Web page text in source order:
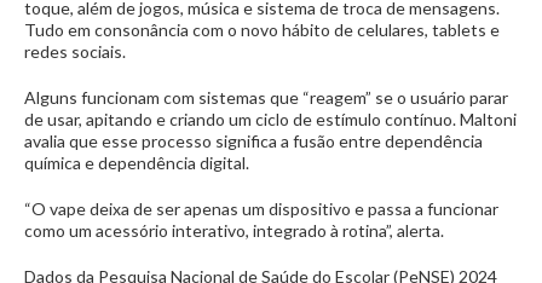
toque, além de jogos, música e sistema de troca de mensagens.
Tudo em consonância com o novo hábito de celulares, tablets e
redes sociais.
Alguns funcionam com sistemas que “reagem” se o usuário parar
de usar, apitando e criando um ciclo de estímulo contínuo. Maltoni
avalia que esse processo significa a fusão entre dependência
química e dependência digital.
“O vape deixa de ser apenas um dispositivo e passa a funcionar
como um acessório interativo, integrado à rotina”, alerta.
Dados da Pesquisa Nacional de Saúde do Escolar (PeNSE) 2024